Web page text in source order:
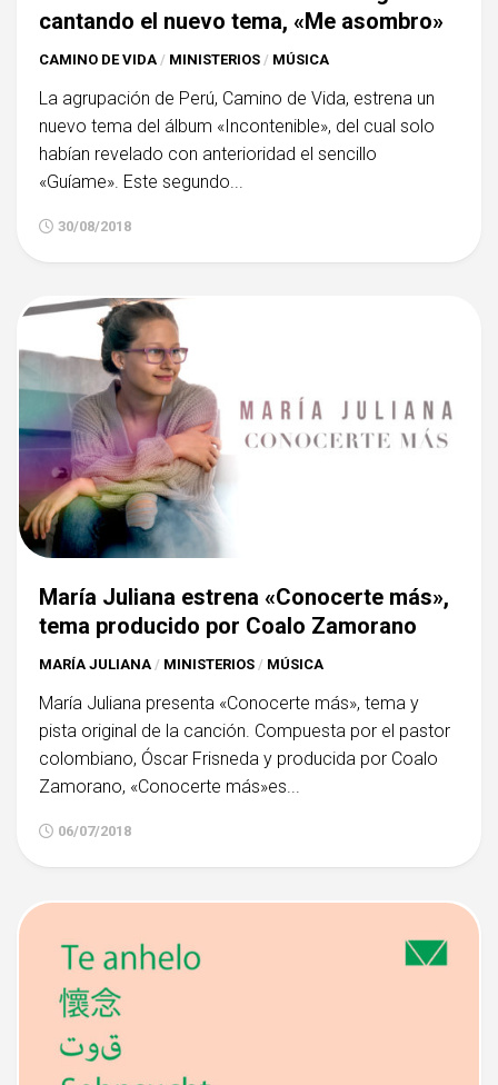
cantando el nuevo tema, «Me asombro»
CAMINO DE VIDA / MINISTERIOS / MÚSICA
La agrupación de Perú, Camino de Vida, estrena un
nuevo tema del álbum «Incontenible», del cual solo
habían revelado con anterioridad el sencillo
«Guíame». Este segundo...
30/08/2018
María Juliana estrena «Conocerte más»,
tema producido por Coalo Zamorano
MARÍA JULIANA / MINISTERIOS / MÚSICA
María Juliana presenta «Conocerte más», tema y
pista original de la canción. Compuesta por el pastor
colombiano, Óscar Frisneda y producida por Coalo
Zamorano, «Conocerte más»es...
06/07/2018